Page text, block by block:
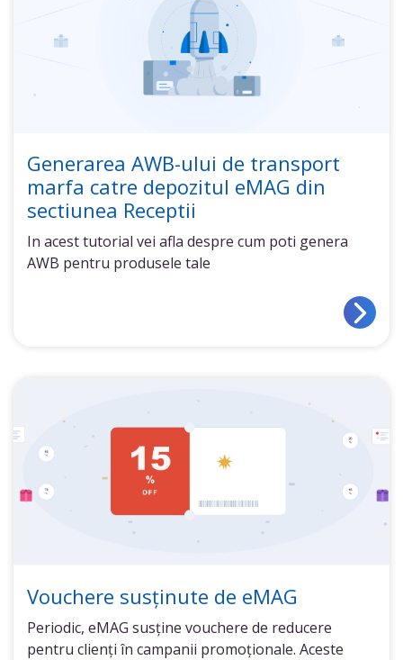
Generarea AWB-ului de transport
marfa catre depozitul eMAG din
sectiunea Receptii
In acest tutorial vei afla despre cum poti genera
AWB pentru produsele tale
Vouchere susținute de eMAG
Periodic, eMAG susține vouchere de reducere
pentru clienți în campanii promoționale. Aceste